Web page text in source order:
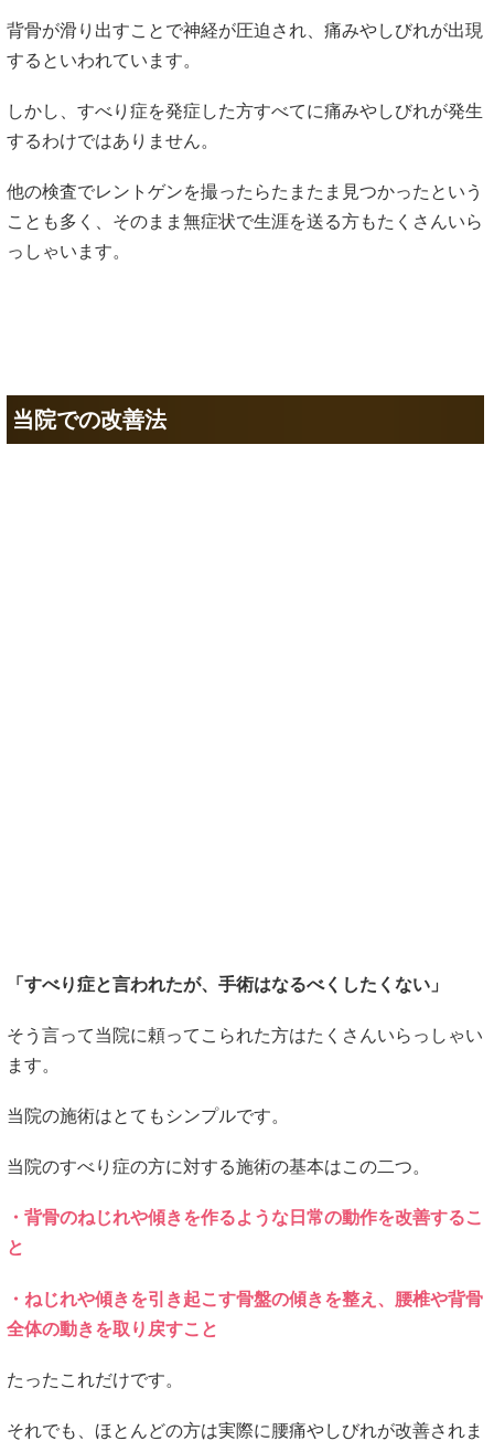
背骨が滑り出すことで神経が圧迫され、痛みやしびれが出現
するといわれています。
しかし、すべり症を発症した方すべてに痛みやしびれが発生
するわけではありません。
他の検査でレントゲンを撮ったらたまたま見つかったという
ことも多く、そのまま無症状で生涯を送る方もたくさんいら
っしゃいます。
当院での改善法
「すべり症と言われたが、手術はなるべくしたくない」
そう言って当院に頼ってこられた方はたくさんいらっしゃい
ます。
当院の施術はとてもシンプルです。
当院のすべり症の方に対する施術の基本はこの二つ。
・背骨のねじれや傾きを作るような日常の動作を改善するこ
と
・ねじれや傾きを引き起こす骨盤の傾きを整え、腰椎や背骨
全体の動きを取り戻すこと
たったこれだけです。
それでも、ほとんどの方は実際に腰痛やしびれが改善されま